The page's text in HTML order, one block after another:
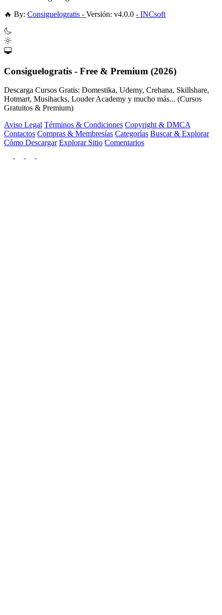
🔥 By: Consiguelogratis - Versión: v4.0.0 - INCsoft
Consiguelogratis - Free & Premium (2026)
Descarga Cursos Gratis: Domestika, Udemy, Crehana, Skillshare,
Hotmart, Musihacks, Louder Academy y mucho más... (Cursos
Gratuitos & Premium)
Aviso Legal Términos & Condiciones Copyright & DMCA
Contactos Compras & Membresías Categorías Buscar & Explorar
Cómo Descargar Explorar Sitio Comentarios